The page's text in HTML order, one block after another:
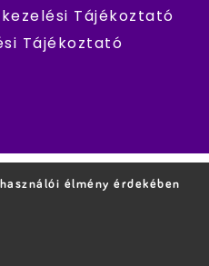
Tájékoztató
Tájékoztató
élmény érdekében